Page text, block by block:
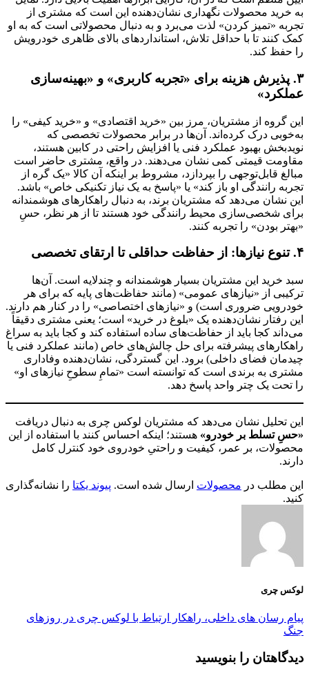
به خرید محصولات نگهداری نشان‌دهنده این است که مشتری از
تجربه «تمیز کردن» لذت می‌برد و به دنبال محصولاتی است که به او
کمک کنند تا با حداقل تلاش، استانداردهای بالای ظاهری خودرویش
را حفظ کند.
۳. پذیرش هزینه برای «تجربه کاربری» و «بهینه‌سازی
عملکرد»
این گروه از مشتریان، مرز بین «خرید اقتصادی» و «خرید کیفی» را
به‌خوبی درک کرده‌اند. آن‌ها در برابر محصولات تخصصی که
نویدبخش بهبود عملکرد فنی یا افزایش راحتی در کابین هستند،
مقاومت قیمتی کمی نشان می‌دهند. در واقع، مشتری حاضر است
مبالغ قابل‌توجهی را بپردازد، مشروط بر اینکه آن کالا «یک گره از
تجربه رانندگی او باز کند» یا «پاسخ به یک نیاز تکنیکی خاص» باشد.
این نشان می‌دهد که مشتریان برند، به دنبال راهکارهای هوشمندانه
برای شخصی‌سازی محیط رانندگی خود هستند تا از هر نظر، حسِ
«بهتر بودن» را تجربه کنند.
۴. تنوع نیازها: از حفاظت حداقلی تا ارتقای تخصصی
سبد خرید این مشتریان بسیار هوشمندانه و چندلایه است. آن‌ها
ترکیبی از «نیازهای عمومی» (مانند حفاظت‌های پایه که برای هر
خودرویی ضروری است) و «نیازهای اختصاصی» را در کنار هم دارند.
این رفتار نشان‌دهنده یک «بلوغ در خرید» است؛ یعنی مشتری دقیقاً
می‌داند کجا باید از حفاظت‌های ساده استفاده کند و کجا باید به سراغ
راهکارهای پیشرفته برای حل چالش‌های خاص (مانند عملکرد فنی یا
چیدمان فضای داخلی) برود. این گستردگی، نشان‌دهنده وفاداری
مشتری به برندی است که توانسته است «تمامِ سطوحِ نیازهای او»
را تحت یک چتر واحد پاسخ دهد.
این تحلیل نشان می‌دهد که مشتریان لوکس چری به دنبال دریافت
«حسِ تسلط بر خودرو» هستند؛ اینکه احساس کنند با استفاده از این
محصولات، بر عمر، کیفیت و راحتیِ خودروی خود کنترل کامل
دارند.
این مطلب در محصولات ارسال شده است. پیوند یکتا را نشانه‌گذاری
کنید.
لوکس چری
پیام رسان های داخلی، راهکار ارتباط با لوکس چری در روزهای
جنگ
دیدگاهتان را بنویسید